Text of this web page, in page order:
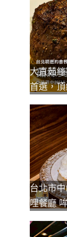
大直茹絲
首選，
台北市
哩餐廳